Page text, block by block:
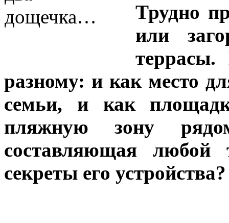
Трудно
или
террасы.
разному: и как место
семьи, и как
пляжную зону
составляющая
секреты его устройства?